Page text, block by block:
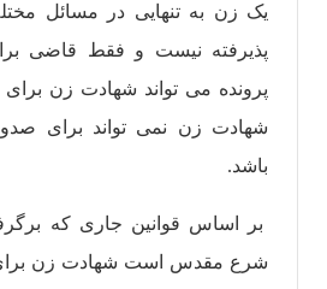
یک زن به تنهایی در مسائل
پذیرفته نیست و فقط قاضی
پرونده می تواند شهادت زن
شهادت زن نمی تواند برای
باشد.
بر اساس قوانین جاری که
شرع مقدس است شهادت زن